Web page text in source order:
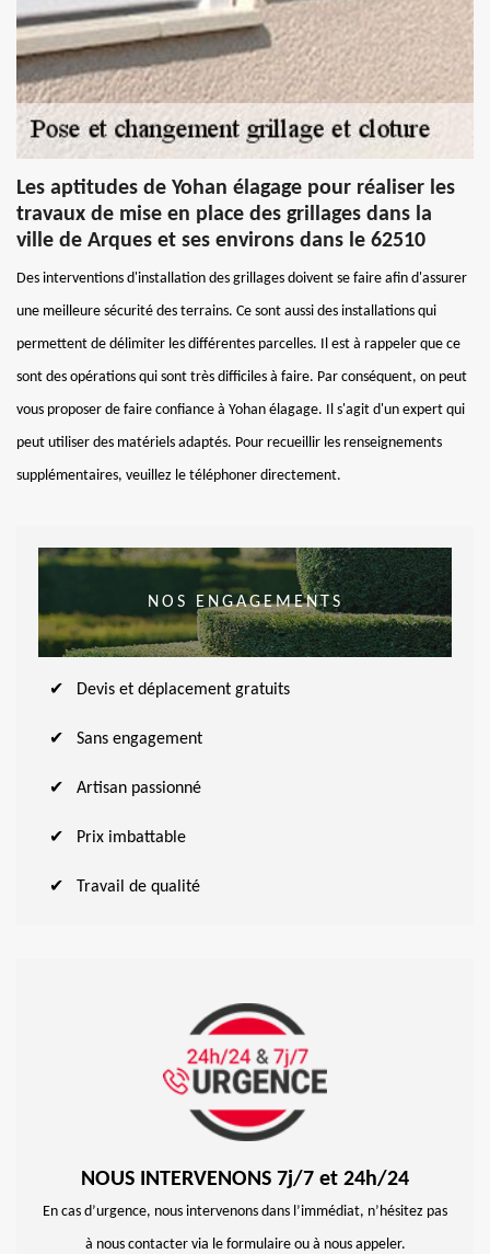
Les aptitudes de Yohan élagage pour réaliser les
travaux de mise en place des grillages dans la
ville de Arques et ses environs dans le 62510
Des interventions d'installation des grillages doivent se faire afin d'assurer
une meilleure sécurité des terrains. Ce sont aussi des installations qui
permettent de délimiter les différentes parcelles. Il est à rappeler que ce
sont des opérations qui sont très difficiles à faire. Par conséquent, on peut
vous proposer de faire confiance à Yohan élagage. Il s'agit d'un expert qui
peut utiliser des matériels adaptés. Pour recueillir les renseignements
supplémentaires, veuillez le téléphoner directement.
NOS ENGAGEMENTS
Devis et déplacement gratuits
Sans engagement
Artisan passionné
Prix imbattable
Travail de qualité
NOUS INTERVENONS 7j/7 et 24h/24
En cas d’urgence, nous intervenons dans l’immédiat, n’hésitez pas
à nous contacter via le formulaire ou à nous appeler.